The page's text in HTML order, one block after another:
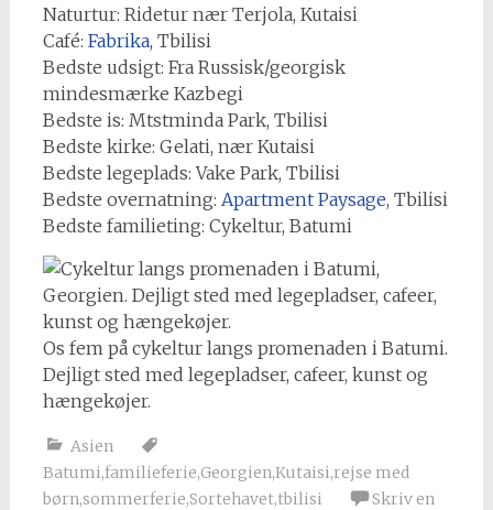
Naturtur: Ridetur nær Terjola, Kutaisi
Café: Fabrika, Tbilisi
Bedste udsigt: Fra Russisk/georgisk
mindesmærke Kazbegi
Bedste is: Mtstminda Park, Tbilisi
Bedste kirke: Gelati, nær Kutaisi
Bedste legeplads: Vake Park, Tbilisi
Bedste overnatning: Apartment Paysage, Tbilisi
Bedste familieting: Cykeltur, Batumi
Os fem på cykeltur langs promenaden i Batumi.
Dejligt sted med legepladser, cafeer, kunst og
hængekøjer.
Asien
Batumi,familieferie,Georgien,Kutaisi,rejse med
børn,sommerferie,Sortehavet,tbilisi
Skriv en